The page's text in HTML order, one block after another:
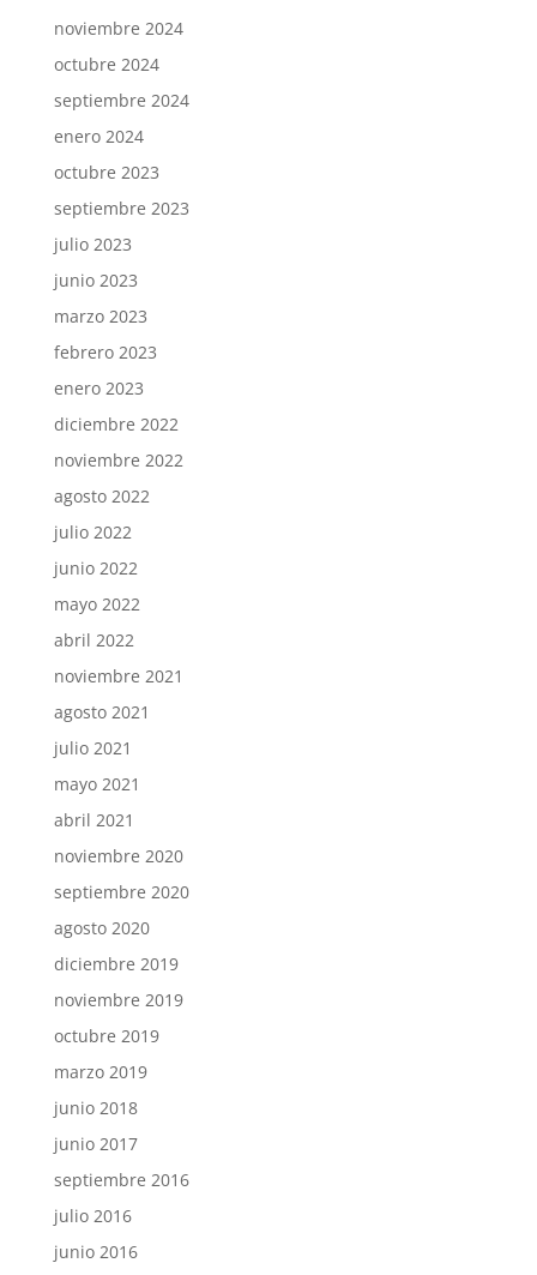
noviembre 2024
octubre 2024
septiembre 2024
enero 2024
octubre 2023
septiembre 2023
julio 2023
junio 2023
marzo 2023
febrero 2023
enero 2023
diciembre 2022
noviembre 2022
agosto 2022
julio 2022
junio 2022
mayo 2022
abril 2022
noviembre 2021
agosto 2021
julio 2021
mayo 2021
abril 2021
noviembre 2020
septiembre 2020
agosto 2020
diciembre 2019
noviembre 2019
octubre 2019
marzo 2019
junio 2018
junio 2017
septiembre 2016
julio 2016
junio 2016